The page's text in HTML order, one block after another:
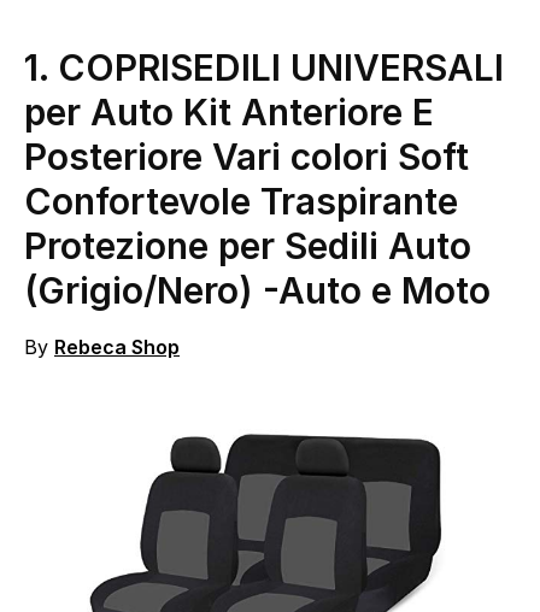
1. COPRISEDILI UNIVERSALI
per Auto Kit Anteriore E
Posteriore Vari colori Soft
Confortevole Traspirante
Protezione per Sedili Auto
(Grigio/Nero) -Auto e Moto
By Rebeca Shop